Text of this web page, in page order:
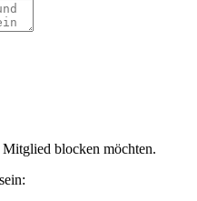
Mitglied blocken möchten.